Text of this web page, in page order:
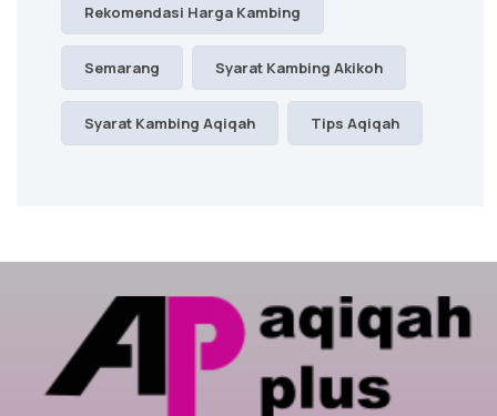
Rekomendasi Harga Kambing
Semarang Syarat Kambing Akikoh
Syarat Kambing Aqiqah Tips Aqiqah